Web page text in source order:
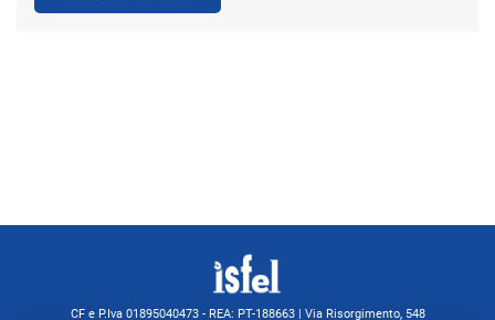
CF e P.Iva 01895040473 - REA: PT-188663 | Via Risorgimento, 548